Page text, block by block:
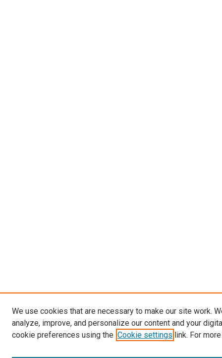
We use cookies that are necessary to make our site work.
analyze, improve, and personalize our content and your
cookie preferences using the Cookie settings link. For